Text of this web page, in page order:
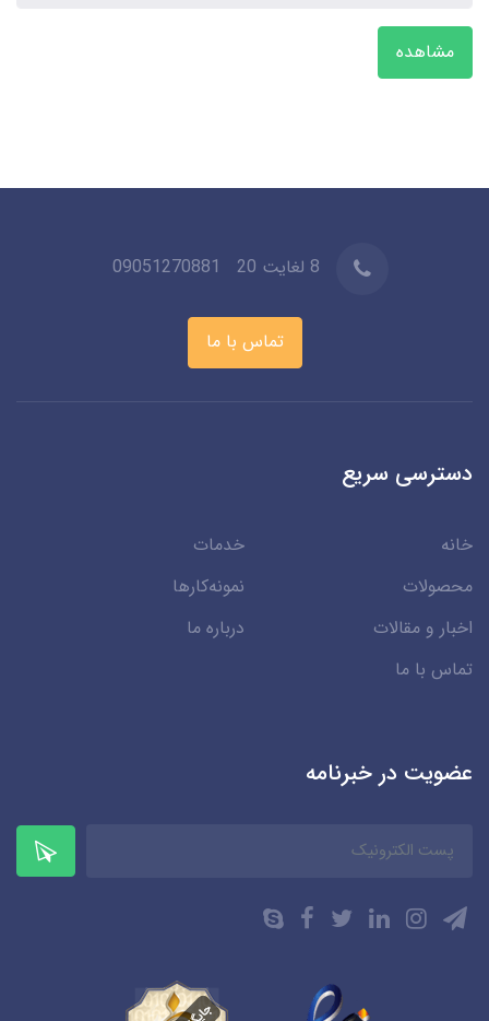
مشاهده
8 لغایت 20 09051270881
تماس با ما
دسترسی سریع
خانه
خدمات
محصولات
نمونه‌کارها
اخبار و مقالات
درباره ما
تماس با ما
عضویت در خبرنامه